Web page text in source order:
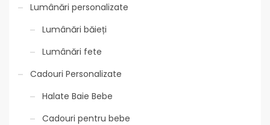
Lumânări personalizate
Lumânări băieți
Lumânări fete
Cadouri Personalizate
Halate Baie Bebe
Cadouri pentru bebe